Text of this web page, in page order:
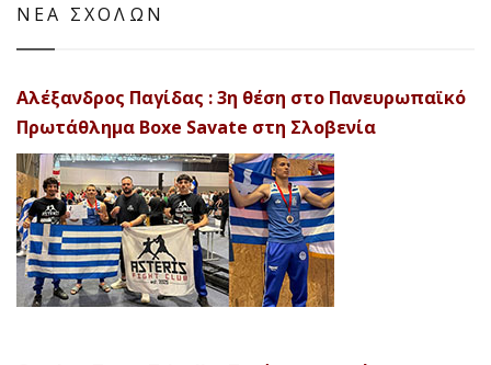
ΝΕΑ ΣΧΟΛΩΝ
Αλέξανδρος Παγίδας : 3η θέση στο Πανευρωπαϊκό
Πρωτάθλημα Boxe Savate στη Σλοβενία